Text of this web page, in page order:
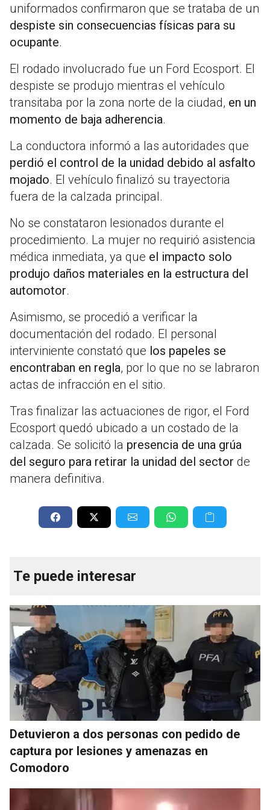
uniformados confirmaron que se trataba de un
despiste sin consecuencias físicas para su
ocupante.
El rodado involucrado fue un Ford Ecosport. El
despiste se produjo mientras el vehículo
transitaba por la zona norte de la ciudad, en un
momento de baja adherencia.
La conductora informó a las autoridades que
perdió el control de la unidad debido al asfalto
mojado. El vehículo finalizó su trayectoria
fuera de la calzada principal.
No se constataron lesionados durante el
procedimiento. La mujer no requirió asistencia
médica inmediata, ya que el impacto solo
produjo daños materiales en la estructura del
automotor.
Asimismo, se procedió a verificar la
documentación del rodado. El personal
interviniente constató que los papeles se
encontraban en regla, por lo que no se labraron
actas de infracción en el sitio.
Tras finalizar las actuaciones de rigor, el Ford
Ecosport quedó ubicado a un costado de la
calzada. Se solicitó la presencia de una grúa
del seguro para retirar la unidad del sector de
manera definitiva.
Te puede interesar
Detuvieron a dos personas con pedido de
captura por lesiones y amenazas en
Comodoro